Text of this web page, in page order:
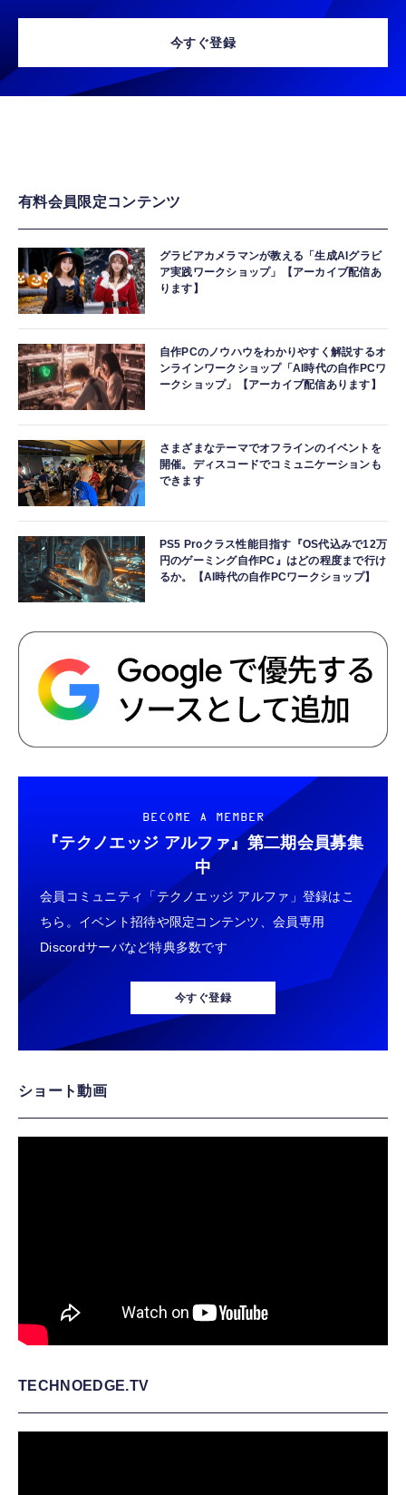
今すぐ登録
有料会員限定コンテンツ
グラビアカメラマンが教える「生成AIグラビ
ア実践ワークショップ」【アーカイブ配信あ
ります】
自作PCのノウハウをわかりやすく解説するオ
ンラインワークショップ「AI時代の自作PCワ
ークショップ」【アーカイブ配信あります】
さまざまなテーマでオフラインのイベントを
開催。ディスコードでコミュニケーションも
できます
PS5 Proクラス性能目指す『OS代込みで12万
円のゲーミング自作PC』はどの程度まで行け
るか。【AI時代の自作PCワークショップ】
BECOME A MEMBER
『テクノエッジ アルファ』 第二期会員募集
中
会員コミュニティ「テクノエッジ アルファ」登録はこ
ちら。イベント招待や限定コンテンツ、会員専用
Discordサーバなど特典多数です
今すぐ登録
ショート動画
TECHNOEDGE.TV